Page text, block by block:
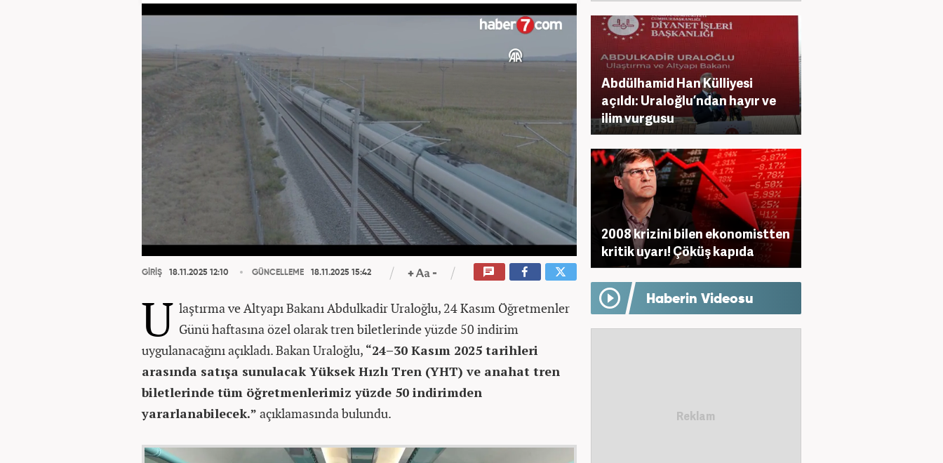
GİRİŞ 18.11.2025 12:10 GÜNCELLEME 18.11.2025 15:42
U laştırma ve Altyapı Bakanı Abdulkadir Uraloğlu, 24 Kasım Öğretmenler
Günü haftasına özel olarak tren biletlerinde yüzde 50 indirim
uygulanacağını açıkladı. Bakan Uraloğlu, “24–30 Kasım 2025 tarihleri
arasında satışa sunulacak Yüksek Hızlı Tren (YHT) ve anahat tren
biletlerinde tüm öğretmenlerimiz yüzde 50 indirimden
yararlanabilecek.” açıklamasında bulundu.
Abdülhamid Han Külliyesi
açıldı: Uraloğlu’ndan hayır ve
ilim vurgusu
2008 krizini bilen ekonomistten
kritik uyarı! Çöküş kapıda
Haberin Videosu